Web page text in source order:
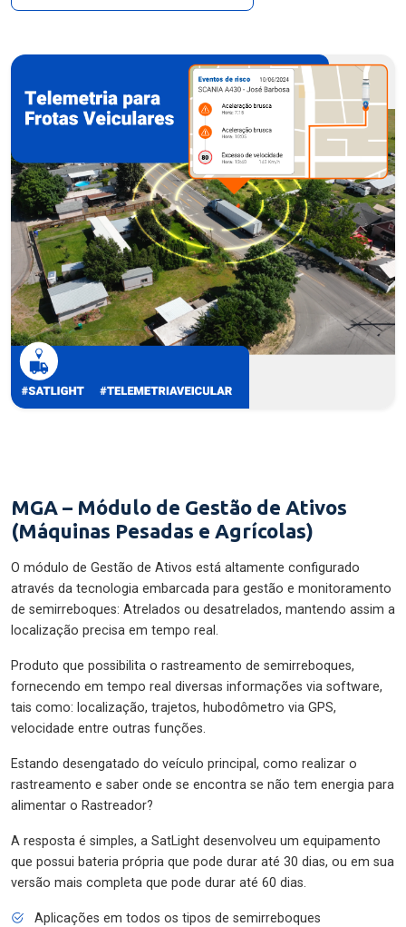
MGA – Módulo de Gestão de Ativos
(Máquinas Pesadas e Agrícolas)
O módulo de Gestão de Ativos está altamente configurado
através da tecnologia embarcada para gestão e monitoramento
de semirreboques: Atrelados ou desatrelados, mantendo assim a
localização precisa em tempo real.
Produto que possibilita o rastreamento de semirreboques,
fornecendo em tempo real diversas informações via software,
tais como: localização, trajetos, hubodômetro via GPS,
velocidade entre outras funções.
Estando desengatado do veículo principal, como realizar o
rastreamento e saber onde se encontra se não tem energia para
alimentar o Rastreador?
A resposta é simples, a SatLight desenvolveu um equipamento
que possui bateria própria que pode durar até 30 dias, ou em sua
versão mais completa que pode durar até 60 dias.
Aplicações em todos os tipos de semirreboques